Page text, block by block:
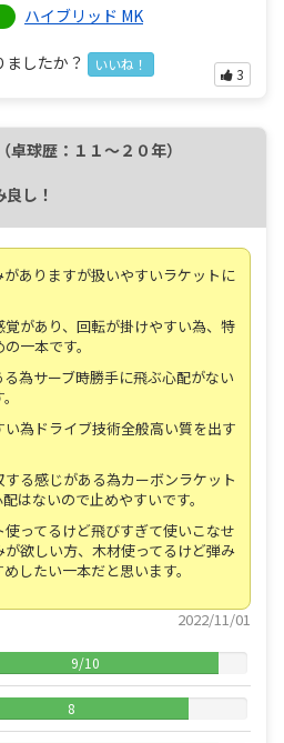
ハイブリッド MK
したか？ いいね！
3
（卓球歴：１１～２０年）
し！
ありますが扱いやすいラケットに
があり、回転が掛けやすい為、特
一本です。
サーブ時勝手に飛ぶ心配がない
為ドライブ技術全般高い質を出す
る感じがある為カーボンラケット
はないので止めやすいです。
てるけど飛びすぎて使いこなせ
欲しい方、木材使ってるけど弾み
したい一本だと思います。
2022/11/01
9/10
8